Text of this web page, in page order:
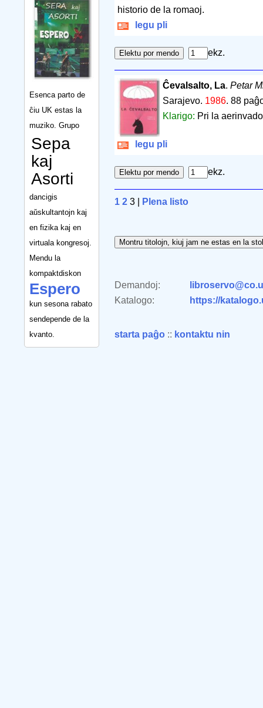
Esenca parto de
ĉiu UK estas la
muziko. Grupo
Sepa
kaj
Asorti
dancigis
aŭskultantojn kaj
en fizika kaj en
virtuala kongresoj.
Mendu la
kompaktdiskon
Espero
kun sesona rabato
sendepende de la
kvanto.
historio de la romaoj.
legu pli
ekz.
Ĉevalsalto, La. Petar
Sarajevo. 1986. 88
Klarigo: Pri la
legu pli
ekz.
1 2 3 | Plena listo
Demandoj:
Katalogo:
https://
starta paĝo :: kontaktu nin